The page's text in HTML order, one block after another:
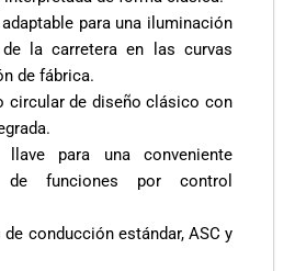
para una iluminación
la carretera en las curvas
de fábrica.
circular de diseño clásico con
llave para una conveniente
de funciones por control
conducción estándar, ASC y